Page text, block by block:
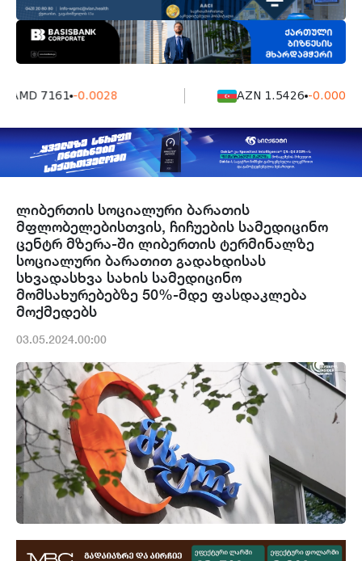
AMD 7161 -0.0028 AZN 1.5426 -0.0004
ლიბერთის სოციალური ბარათის
მფლობელებისთვის, ჩიჩუების სამედიცინო
ცენტრ მზერა-ში ლიბერთის ტერმინალზე
სოციალური ბარათით გადახდისას
სხვადასხვა სახის სამედიცინო
მომსახურებებზე 50%-მდე ფასდაკლება
მოქმედებს
03.05.2024.00:00